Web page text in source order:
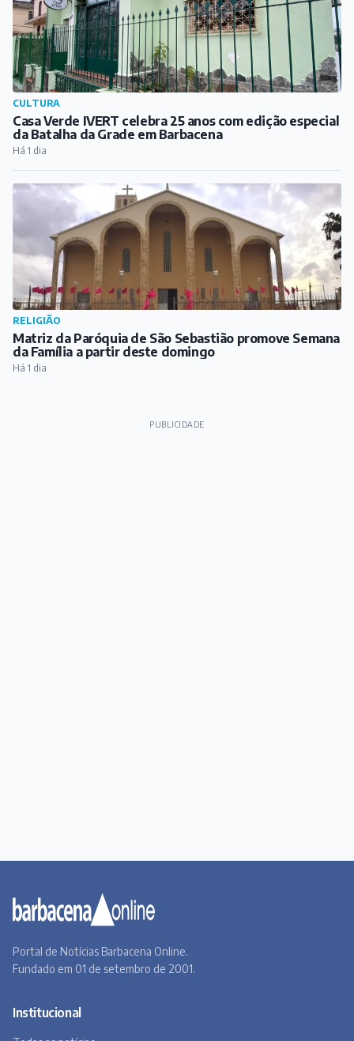
CULTURA
Casa Verde IVERT celebra 25 anos com edição especial
da Batalha da Grade em Barbacena
Há 1 dia
RELIGIÃO
Matriz da Paróquia de São Sebastião promove Semana
da Família a partir deste domingo
Há 1 dia
PUBLICIDADE
Portal de Notícias Barbacena Online.
Fundado em 01 de setembro de 2001.
Institucional